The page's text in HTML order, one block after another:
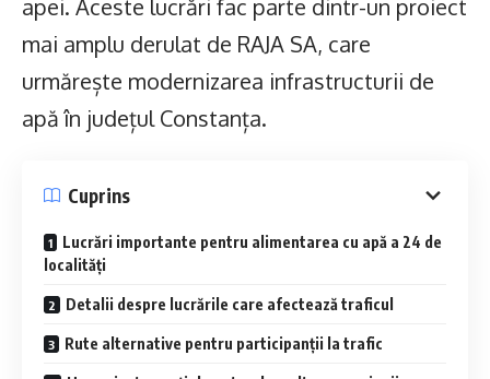
apei. Aceste lucrări fac parte dintr-un proiect
mai amplu derulat de RAJA SA, care
urmărește modernizarea infrastructurii de
apă în județul Constanța.
Cuprins
Lucrări importante pentru alimentarea cu apă a 24 de
localități
Detalii despre lucrările care afectează traficul
Rute alternative pentru participanții la trafic